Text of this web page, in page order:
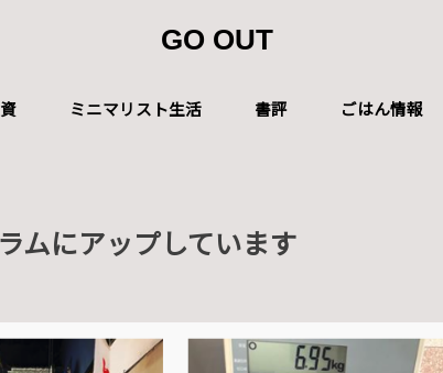
GO OUT
ミニマリスト生活 書評 ごはん情報
ムにアップしています